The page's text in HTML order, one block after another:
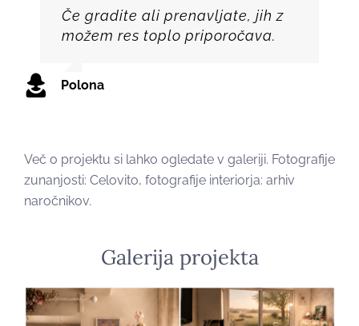
Če gradite ali prenavljate, jih z
možem res toplo priporočava.
Polona
Več o projektu si lahko ogledate v galeriji. Fotografije
zunanjosti: Celovito, fotografije interiorja: arhiv
naročnikov.
Galerija projekta